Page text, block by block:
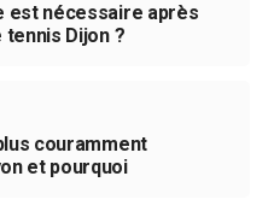
est nécessaire après
Dijon ?
couramment
et pourquoi